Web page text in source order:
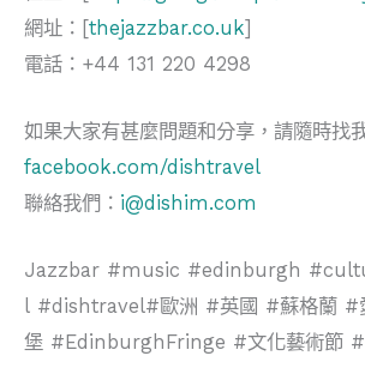
網址：[thejazzbar.co.uk]
電話：+44 131 220 4298
如果大家有甚麼問題和分享，請隨時找
facebook.com/dishtravel
聯絡我們： i@dishim.com
Jazzbar #music #edinburgh
l #dishtravel#歐洲 #英國 #蘇格蘭 #
堡 #EdinburghFringe #文化藝術節